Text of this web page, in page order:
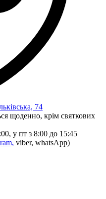
74
щоденно, крім святкових
у пт з 8:00 до 15:45
viber, whatsApp)